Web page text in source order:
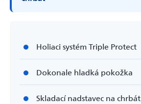
Holiaci systém Triple Protect
Dokonale hladká pokožka
Skladací nadstavec na chrbát